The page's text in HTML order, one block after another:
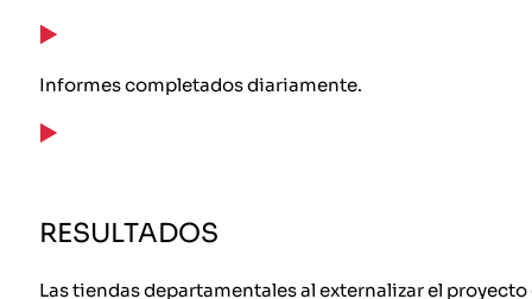
Informes completados diariamente.
RESULTADOS
Las tiendas departamentales al externalizar el